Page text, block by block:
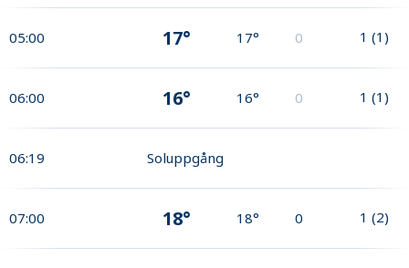
05:00 17° 17° 0 1 (1)
06:00 16° 16° 0 1 (1)
06:19 Soluppgång
07:00 18° 18° 0 1 (2)